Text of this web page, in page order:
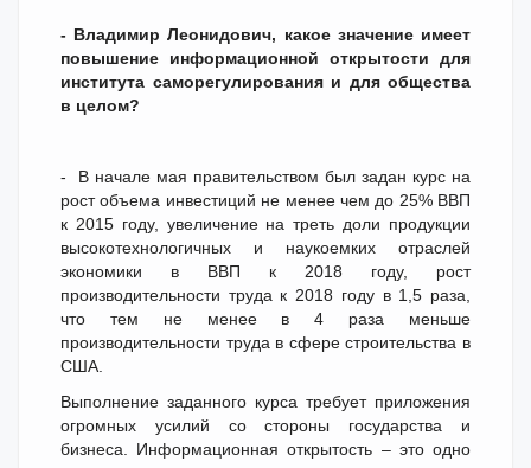
- Владимир Леонидович, какое значение имеет
повышение информационной открытости для
института саморегулирования и для общества
в целом?
- В начале мая правительством был задан курс на
рост объема инвестиций не менее чем до 25% ВВП
к 2015 году, увеличение на треть доли продукции
высокотехнологичных и наукоемких отраслей
экономики в ВВП к 2018 году, рост
производительности труда к 2018 году в 1,5 раза,
что тем не менее в 4 раза меньше
производительности труда в сфере строительства в
США.
Выполнение заданного курса требует приложения
огромных усилий со стороны государства и
бизнеса. Информационная открытость – это одно